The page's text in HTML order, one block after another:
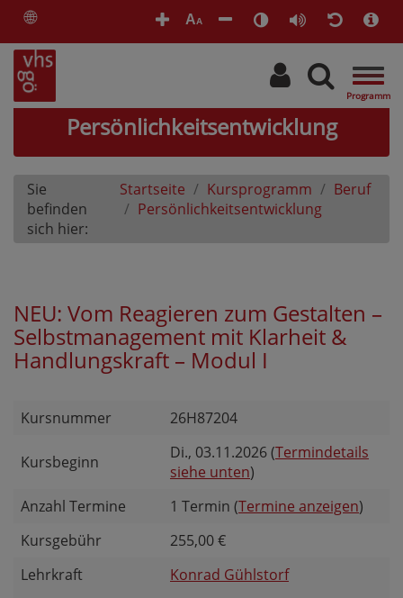
🌐 AA
Persönlichkeitsentwicklung
Sie
befinden
sich hier:
Startseite Kursprogramm
Beruf
Persönlichkeitsentwicklung
NEU: Vom Reagieren zum Gestalten –
Selbstmanagement mit Klarheit &
Handlungskraft – Modul I
Kursnummer 26H87204
Kursbeginn Di., 03.11.2026 (Termindetails
siehe unten)
Anzahl Termine
1 Termin (Termine anzeigen)
Kursgebühr
255,00 €
Lehrkraft
Konrad Gühlstorf